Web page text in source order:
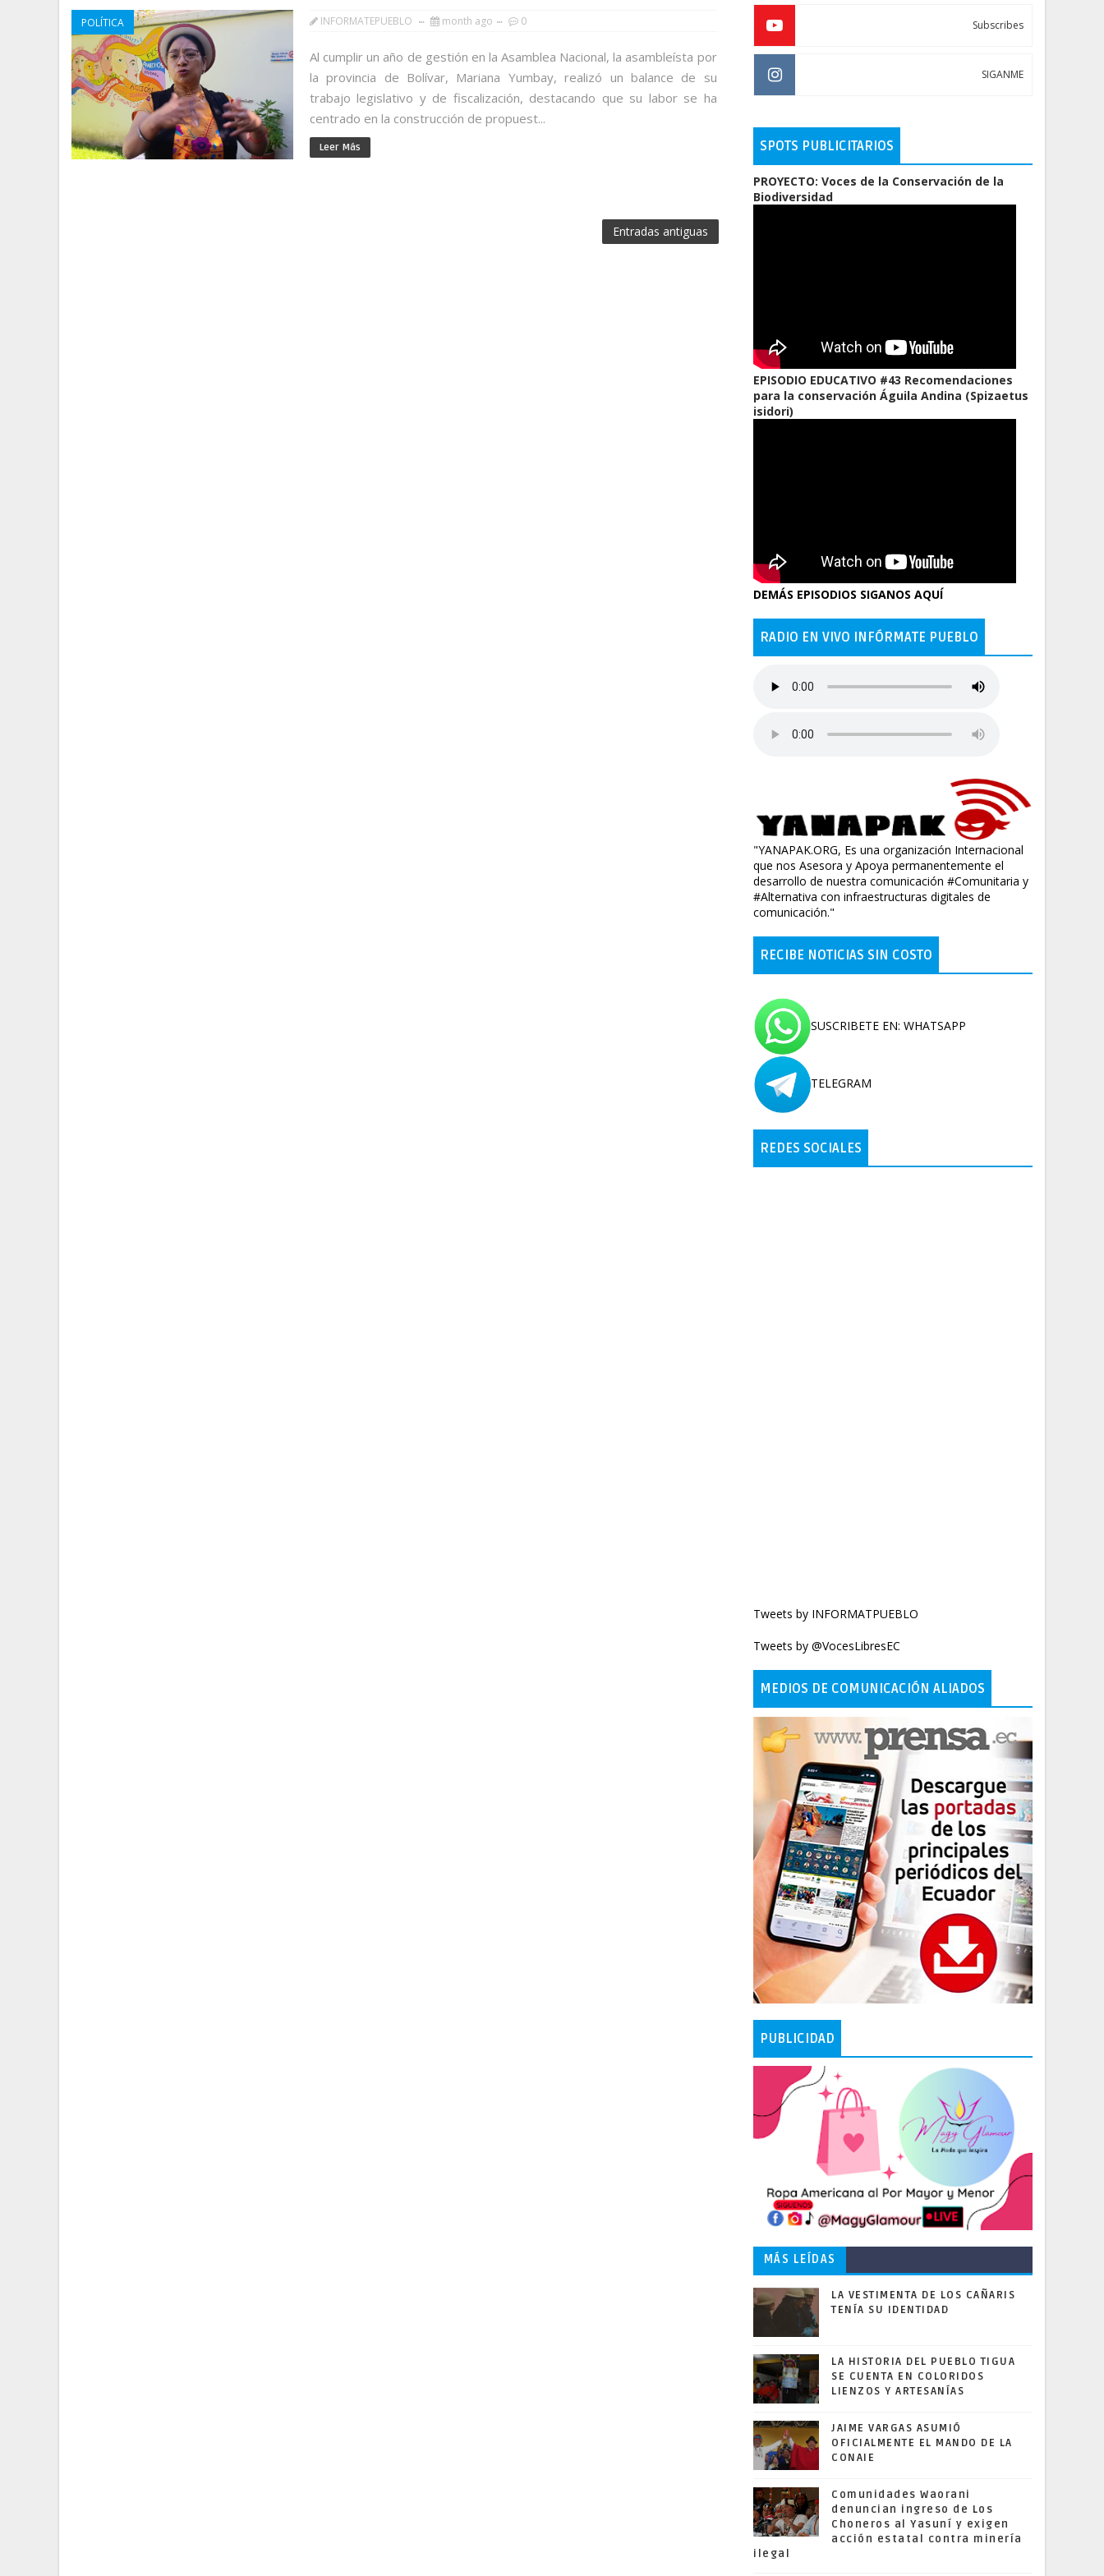
POLÍTICA INFORMATEPUEBLO month ago 0
Al cumplir un año de gestión en la Asamblea Nacional, la asambleísta por
la provincia de Bolívar, Mariana Yumbay, realizó un balance de su
trabajo legislativo y de fiscalización, destacando que su labor se ha
centrado en la construcción de propuest...
Leer Más
Entradas antiguas
Subscribes
SIGANME
SPOTS PUBLICITARIOS
PROYECTO: Voces de la Conservación de la
Biodiversidad
EPISODIO EDUCATIVO #43 Recomendaciones
para la conservación Águila Andina (Spizaetus
isidori)
DEMÁS EPISODIOS SIGANOS AQUÍ
RADIO EN VIVO INFÓRMATE PUEBLO
"YANAPAK.ORG, Es una organización Internacional
que nos Asesora y Apoya permanentemente el
desarrollo de nuestra comunicación #Comunitaria y
#Alternativa con infraestructuras digitales de
comunicación."
RECIBE NOTICIAS SIN COSTO
SUSCRIBETE EN: WHATSAPP
TELEGRAM
REDES SOCIALES
Tweets by INFORMATPUEBLO
Tweets by @VocesLibresEC
MEDIOS DE COMUNICACIÓN ALIADOS
PUBLICIDAD
MÁS LEÍDAS
LA VESTIMENTA DE LOS CAÑARIS
TENÍA SU IDENTIDAD
LA HISTORIA DEL PUEBLO TIGUA
SE CUENTA EN COLORIDOS
LIENZOS Y ARTESANÍAS
JAIME VARGAS ASUMIÓ
OFICIALMENTE EL MANDO DE LA
CONAIE
Comunidades Waorani
denuncian ingreso de Los
Choneros al Yasuní y exigen
acción estatal contra minería
ilegal